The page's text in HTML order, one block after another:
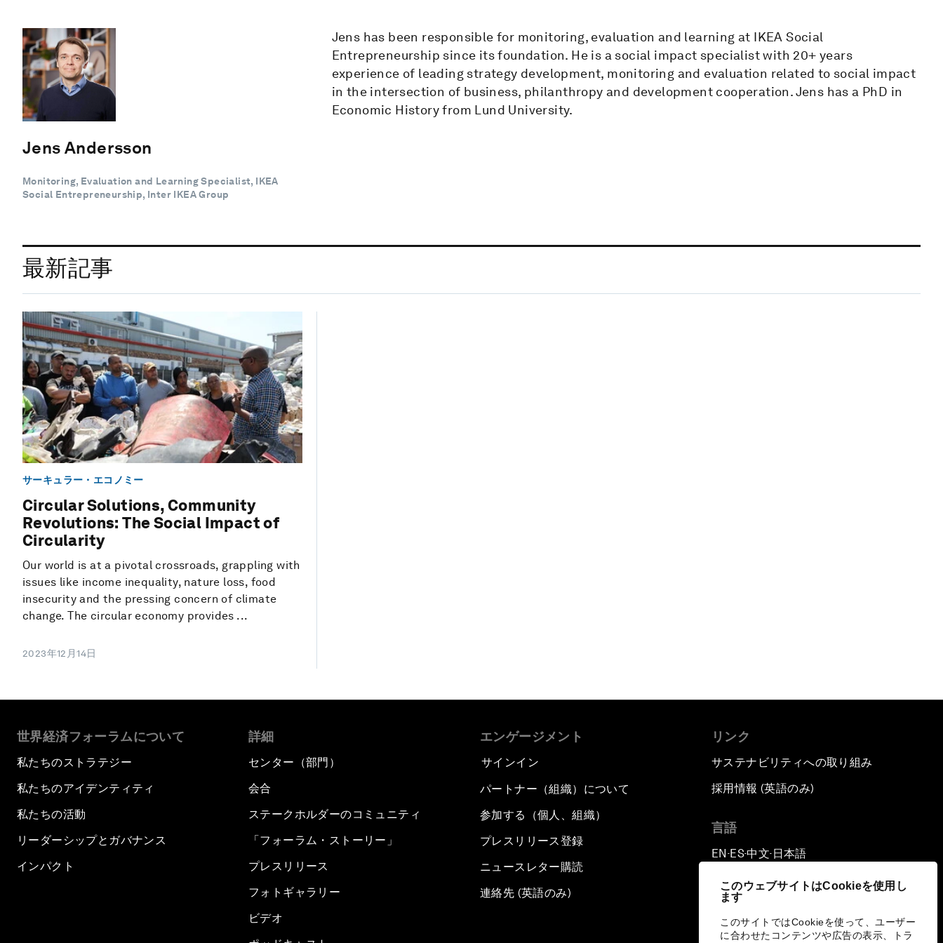
このウェブサイトはCookieを使用し
ます
このサイトではCookieを使って、ユーザー
に合わせたコンテンツや広告の表示、トラ
Jens Andersson
Monitoring, Evaluation and Learning Specialist, IKEA
Social Entrepreneurship, Inter IKEA Group
Jens has been responsible for monitoring, evaluation and learning at IKEA Social
Entrepreneurship since its foundation. He is a social impact specialist with 20+ years
experience of leading strategy development, monitoring and evaluation related to social impact
in the intersection of business, philanthropy and development cooperation. Jens has a PhD in
Economic History from Lund University.
最新記事
サーキュラー・エコノミー
Circular Solutions, Community
Revolutions: The Social Impact of
Circularity
Our world is at a pivotal crossroads, grappling with
issues like income inequality, nature loss, food
insecurity and the pressing concern of climate
change. The circular economy provides ...
2023年12月14日
世界経済フォーラムについて
私たちのストラテジー
私たちのアイデンティティ
私たちの活動
リーダーシップとガバナンス
インパクト
詳細
センター（部門）
会合
ステークホルダーのコミュニティ
「フォーラム・ストーリー」
プレスリリース
フォトギャラリー
ビデオ
エンゲージメント
サインイン
パートナー（組織）について
参加する（個人、組織）
プレスリリース登録
ニュースレター購読
連絡先 (英語のみ)
リンク
サステナビリティへの取り組み
採用情報 (英語のみ)
言語
EN ▪ ES▪中文▪ 日本語